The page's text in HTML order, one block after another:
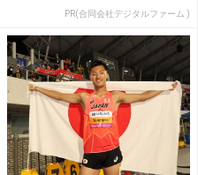
PR(合同会社デジタルファーム )